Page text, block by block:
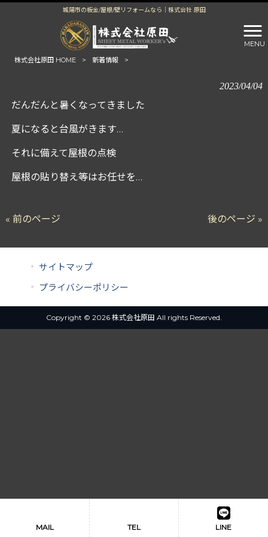
城陽市の板金/屋根/壁リフォームなら｜株式会社 原田
MENU
株式会社原田 HOME
> 新着情報 >
2023/04/04
だんだんと暑くなってきました
夏になると台風がきます…
それに備えて屋根の点検
屋根の貼り替え等はお任せを…
« 前のページ 後のページ »
サイトマップ
プライバシーポリシー
Copyright © 2026 株式会社原田 All rights Reserved.
MAIL TEL LINE